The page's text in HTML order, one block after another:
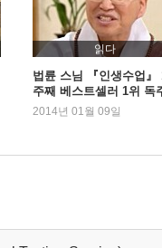
읽다
법륜 스님 『인생수업』
주째 베스트셀러 1위 독
2014년 01월 09일